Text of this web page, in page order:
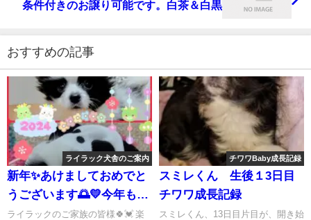
条件付きのお譲り可能です。白茶＆白黒
おすすめの記事
ライラック犬舎のご案内
新年✨あけましておめでと
うございます🌅💛今年も宜
しくライラックを宜しくお
ライラックのご家族の皆様🍀💓 楽
チワワBaby成長記録
スミレくん 生後１3日目
チワワ成長記録
スミレくん、13日目片目が、開き始